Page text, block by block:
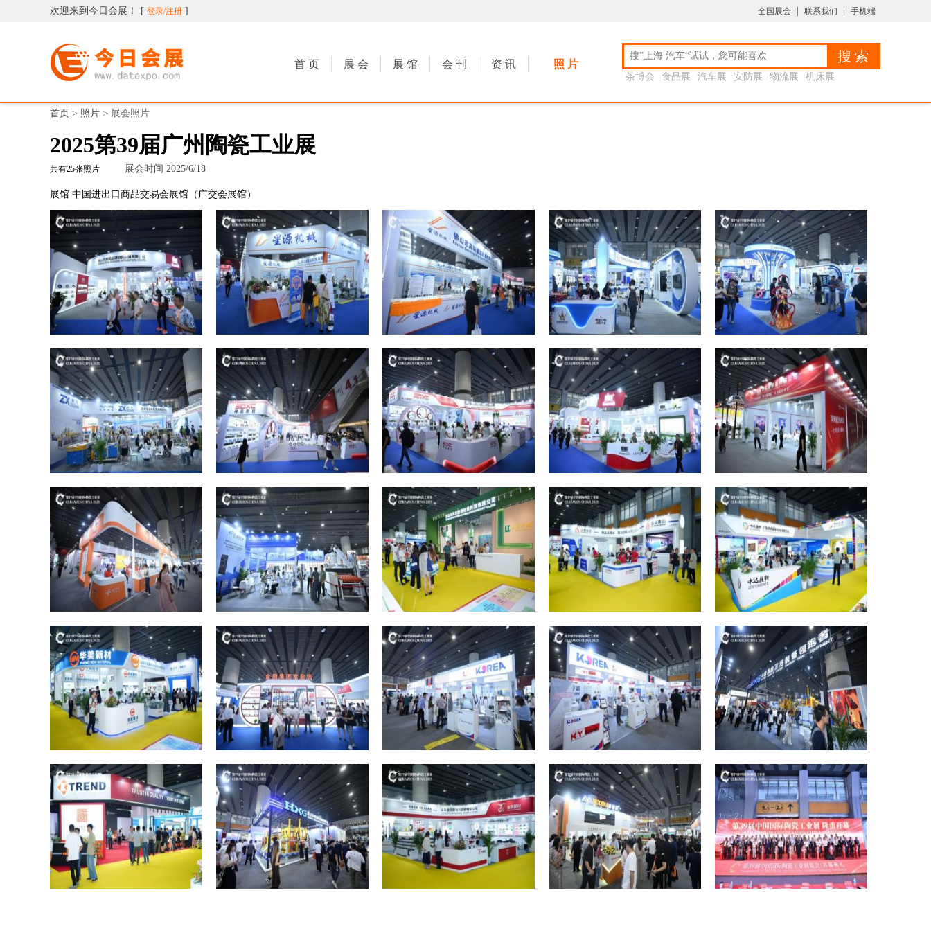
欢迎来到今日会展！ [ 登录/注册 ] 全国展会 联系我们 手机端
今日会展 搜 索
茶博会 食品展 汽车展 安防展 物流展
机床展
首 页 展 会 展 馆 会 刊 资 讯 照 片
首页 > 照片 > 展会照片
2025第39届广州陶瓷工业展
共有25张照片 展会时间 2025/6/18
展馆 中国进出口商品交易会展馆（广交会展馆）